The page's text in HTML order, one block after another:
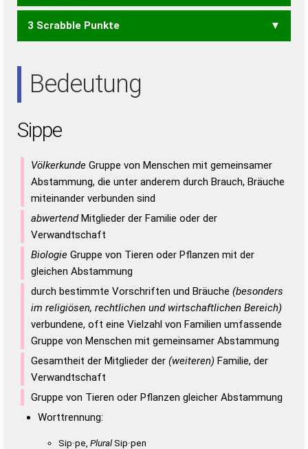
PES PIE PIS PSI
3 Scrabble Punkte
Bedeutung
Sippe
Völkerkunde Gruppe von Menschen mit gemeinsamer
Abstammung, die unter anderem durch Brauch, Bräuche
miteinander verbunden sind
abwertendMitglieder der Familie oder der
Verwandtschaft
Biologie Gruppe von Tieren oder Pflanzen mit der
gleichen Abstammung
durch bestimmte Vorschriften und Bräuche (besonders
im religiösen, rechtlichen und wirtschaftlichen Bereich)
verbundene, oft eine Vielzahl von Familien umfassende
Gruppe von Menschen mit gemeinsamer Abstammung
Gesamtheit der Mitglieder der (weiteren) Familie, der
Verwandtschaft
Gruppe von Tieren oder Pflanzen gleicher Abstammung
Worttrennung:
Sip·pe, PluralSip·pen